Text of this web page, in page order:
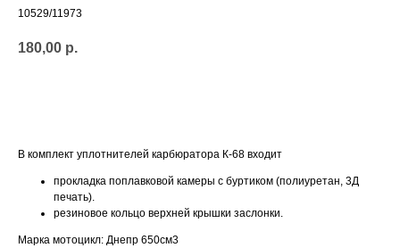
10529/11973
180,00 р.
В комплект уплотнителей карбюратора К-68 входит
прокладка поплавковой камеры с буртиком (полиуретан, 3Д
печать).
резиновое кольцо верхней крышки заслонки.
Марка мотоцикл: Днепр 650см3